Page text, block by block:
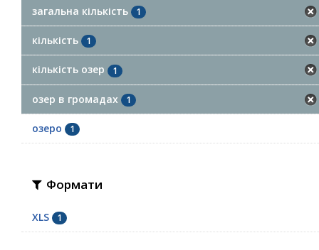
загальна кількість 1
кількість 1
кількість озер 1
озер в громадах 1
озеро 1
Формати
XLS 1